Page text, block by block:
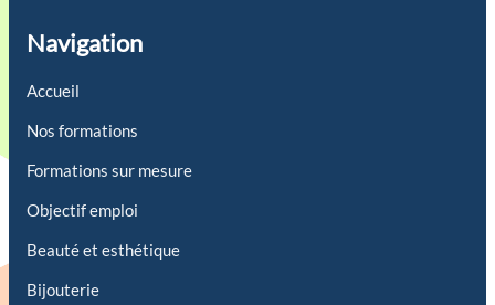
Navigation
Accueil
Nos formations
Formations sur mesure
Objectif emploi
Beauté et esthétique
Bijouterie